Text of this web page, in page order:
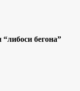
бегона”